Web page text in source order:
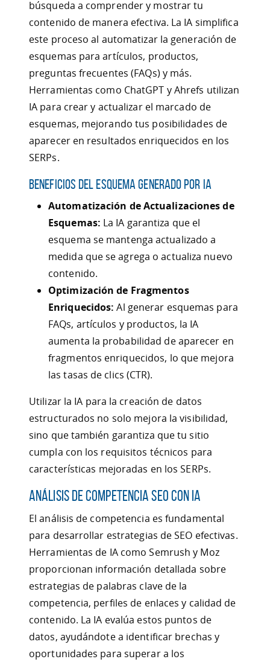
búsqueda a comprender y mostrar tu
contenido de manera efectiva. La IA simplifica
este proceso al automatizar la generación de
esquemas para artículos, productos,
preguntas frecuentes (FAQs) y más.
Herramientas como ChatGPT y Ahrefs utilizan
IA para crear y actualizar el marcado de
esquemas, mejorando tus posibilidades de
aparecer en resultados enriquecidos en los
SERPs.
Beneficios del Esquema Generado por IA
Automatización de Actualizaciones de
Esquemas: La IA garantiza que el
esquema se mantenga actualizado a
medida que se agrega o actualiza nuevo
contenido.
Optimización de Fragmentos
Enriquecidos: Al generar esquemas para
FAQs, artículos y productos, la IA
aumenta la probabilidad de aparecer en
fragmentos enriquecidos, lo que mejora
las tasas de clics (CTR).
Utilizar la IA para la creación de datos
estructurados no solo mejora la visibilidad,
sino que también garantiza que tu sitio
cumpla con los requisitos técnicos para
características mejoradas en los SERPs.
Análisis de Competencia SEO con IA
El análisis de competencia es fundamental
para desarrollar estrategias de SEO efectivas.
Herramientas de IA como Semrush y Moz
proporcionan información detallada sobre
estrategias de palabras clave de la
competencia, perfiles de enlaces y calidad de
contenido. La IA evalúa estos puntos de
datos, ayudándote a identificar brechas y
oportunidades para superar a los